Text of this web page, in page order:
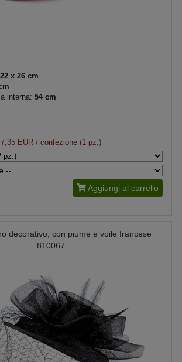
22 x 26 cm
interna: 54 cm
7,35 EUR / confezione (1 pz.)
Aggiungi al carrello
decorativo, con piume e voile francese
810067